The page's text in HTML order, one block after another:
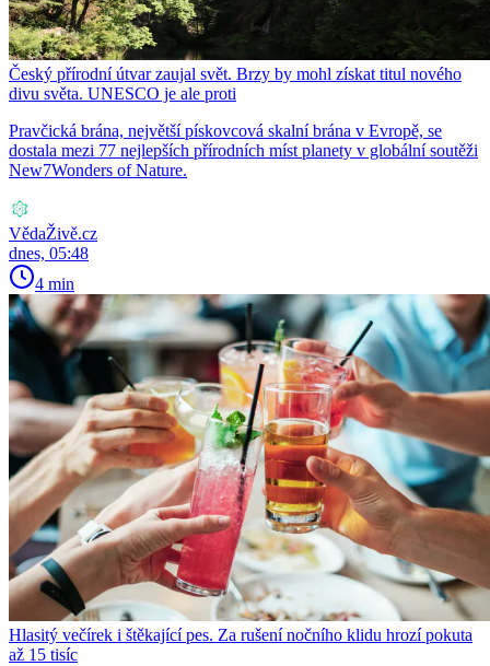
Český přírodní útvar zaujal svět. Brzy by mohl získat titul nového
divu světa. UNESCO je ale proti
Pravčická brána, největší pískovcová skalní brána v Evropě, se
dostala mezi 77 nejlepších přírodních míst planety v globální soutěži
New7Wonders of Nature.
VědaŽivě.cz
dnes, 05:48
4 min
Hlasitý večírek i štěkající pes. Za rušení nočního klidu hrozí pokuta
až 15 tisíc